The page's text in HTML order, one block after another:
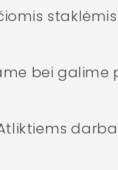
staklėmis
bei